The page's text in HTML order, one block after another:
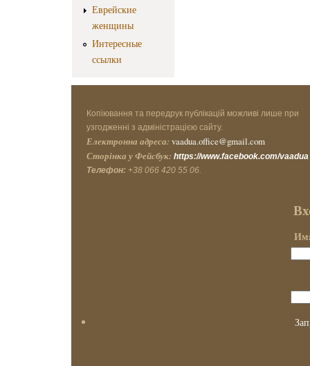
Еврейские
женщины
Интересные
ссылки
Копіювання та передрук публікацій можливі лише при
узгодженні з адміністрацією сайту.
Електронна адреса: vaadua.office@gmail.com
Сторінка у Фейсбук: https://www.facebook.com/vaadua
Телефон: +38 066 420 55 06.